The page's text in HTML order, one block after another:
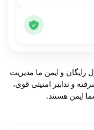
رایگان و ایمن ما مدیریت
و تدابیر امنیتی قوی،
ایمن هستند.